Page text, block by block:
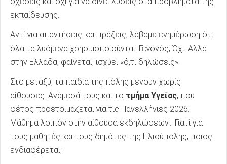
εκπαίδευσης.
Αντί για απαντήσεις και πράξεις, λάβαμε ενημέρωση ότι
όλα τα λυόμενα χρησιμοποιούνται. Γεγονός; Όχι. Αλλά
στην Ελλάδα, φαίνεται, ισχύει «ό,τι δηλώσεις».
Στο μεταξύ, τα παιδιά της πόλης μένουν χωρίς
αίθουσες. Ανάμεσά τους και το τμήμα Υγείας, που
φέτος προετοιμάζεται για τις Πανελλήνιες 2026.
Μάθημα λοιπόν στην αίθουσα εκδηλώσεων… Γιατί για
τους μαθητές και τους δημότες της Ηλιούπολης, ποιος
ενδιαφέρεται;